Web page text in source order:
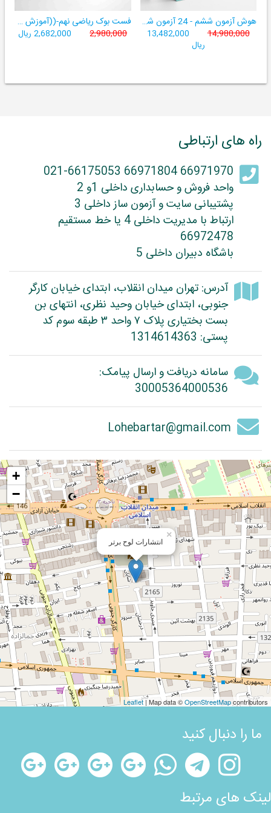
هوش آزمون ششم - 24 آزمون شبیه ساز تیزهوشان
14,980,000
13,482,000
ریال
فست بوک ریاضی نهم-((آموزش سریع، آسان و کامل ریاضی پایۀ نهم))
2,980,000 2,682,000 ریال
راه های ارتباطی
66971970 66971804 021-66175053
واحد فروش و حسابداری داخلی 1و 2
پشتیبانی سایت و آزمون ساز داخلی 3
ارتباط با مدیریت داخلی 4 یا خط مستقیم
66972478
باشگاه دبیران داخلی 5
آدرس: تهران میدان انقلاب، ابتدای خیابان کارگر
جنوبی، ابتدای خیابان وحید نظری، انتهای بن
بست بختیاری پلاک ۷ واحد ۳ طبقه سوم کد
پستی: 1314614363
سامانه دریافت و ارسال پیامک:
30005364000536
Lohebartar@gmail.com
انتشارات لوح برتر
×
+
−
Leaflet| Map data ©OpenStreetMapcontributors
ما را دنبال کنید
لینک های مرتبط